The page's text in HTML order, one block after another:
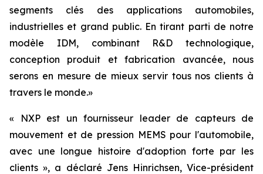
segments clés des applications automobiles,
industrielles et grand public. En tirant parti de notre
modèle IDM, combinant R&D technologique,
conception produit et fabrication avancée, nous
serons en mesure de mieux servir tous nos clients à
travers le monde.»
«
NXP est un fournisseur leader de capteurs de
mouvement et de pression MEMS pour l'automobile,
avec une longue histoire d'adoption forte par les
clients », a déclaré Jens Hinrichsen, Vice-président